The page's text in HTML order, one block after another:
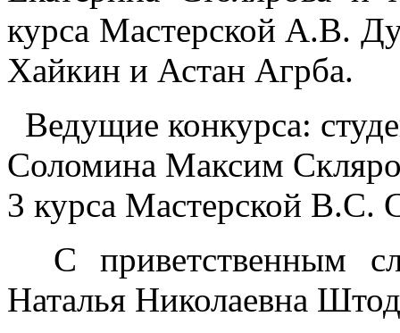
курса Мастерской А.В.
Хайкин и Астан Агрба.
Ведущие конкурса:
Соломина Максим
3 курса Мастерской В.С.
С приветственным
Наталья Николаевна